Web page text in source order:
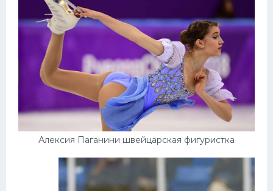
Алексия Паганини швейцарская фигуристка